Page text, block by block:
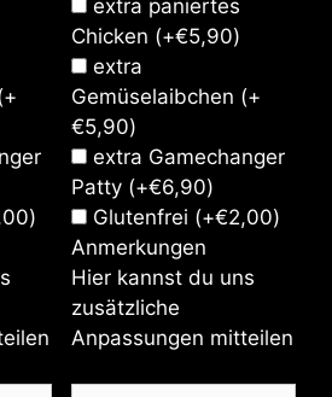
)
extra paniertes
Chicken (+€5,90)
extra
Gemüselaibchen (+
€5,90)
extra Gamechanger
Patty (+€6,90)
Glutenfrei (+€2,00)
Anmerkungen
Hier kannst du uns
zusätzliche
Anpassungen mitteilen